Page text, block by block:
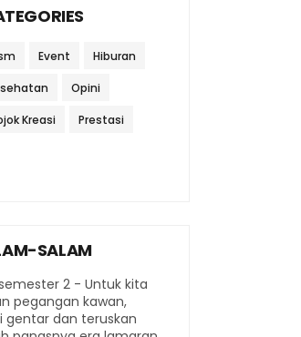
Event Hiburan
Opini
Kreasi Prestasi
SALAM
2 - Untuk kita
pegangan kawan,
gentar dan teruskan